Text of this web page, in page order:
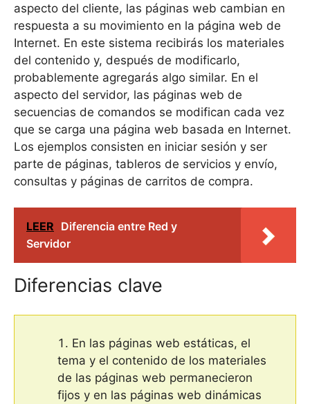
aspecto del cliente, las páginas web cambian en
respuesta a su movimiento en la página web de
Internet. En este sistema recibirás los materiales
del contenido y, después de modificarlo,
probablemente agregarás algo similar. En el
aspecto del servidor, las páginas web de
secuencias de comandos se modifican cada vez
que se carga una página web basada en Internet.
Los ejemplos consisten en iniciar sesión y ser
parte de páginas, tableros de servicios y envío,
consultas y páginas de carritos de compra.
LEER Diferencia entre Red y
Servidor
Diferencias clave
En las páginas web estáticas, el
tema y el contenido de los materiales
de las páginas web permanecieron
fijos y en las páginas web dinámicas